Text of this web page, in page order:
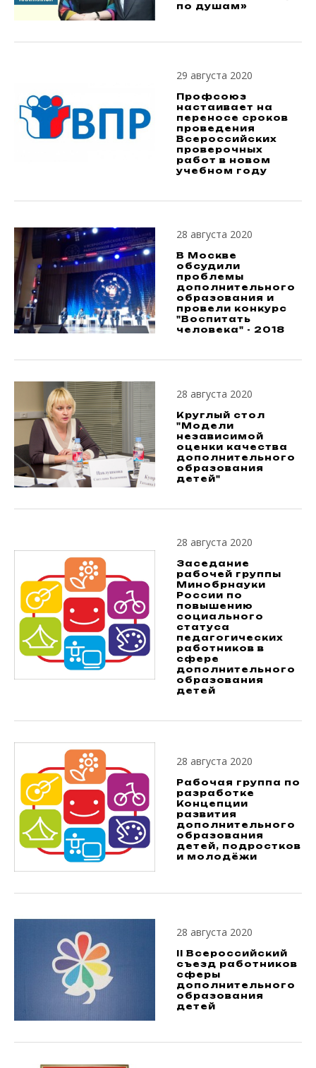
по душам»
29 августа 2020
Профсоюз
настаивает на
переносе сроков
проведения
Всероссийских
проверочных
работ в новом
учебном году
28 августа 2020
В Москве
обсудили
проблемы
дополнительного
образования и
провели конкурс
"Воспитать
человека" - 2018
28 августа 2020
Круглый стол
"Модели
независимой
оценки качества
дополнительного
образования
детей"
28 августа 2020
Заседание
рабочей группы
Минобрнауки
России по
повышению
социального
статуса
педагогических
работников в
сфере
дополнительного
образования
детей
28 августа 2020
Рабочая группа по
разработке
Концепции
развития
дополнительного
образования
детей, подростков
и молодёжи
28 августа 2020
II Всероссийский
съезд работников
сферы
дополнительного
образования
детей